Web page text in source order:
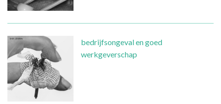
bedrijfsongeval en goed
werkgeverschap